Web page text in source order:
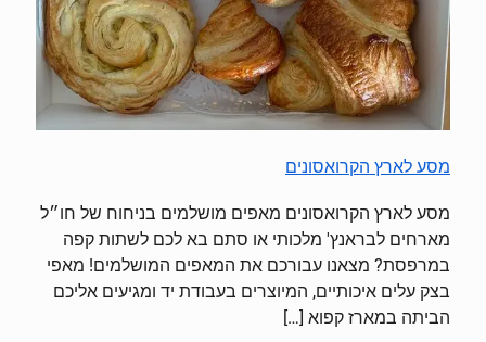
מסע לארץ הקרואסונים
מסע לארץ הקרואסונים מאפים מושלמים בניחוח של חו״ל
מארחים לבראנץ' מלכותי או סתם בא לכם לשתות קפה
במרפסת? מצאנו עבורכם את המאפים המושלמים! מאפי
בצק עלים איכותיים, המיוצרים בעבודת יד ומגיעים אליכם
הביתה במארז קפוא […]